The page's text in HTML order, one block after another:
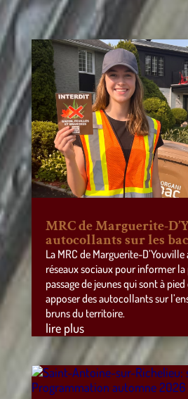
MRC de Marguerite-
autocollants sur les
La MRC de Marguerite-
réseaux sociaux pour informer
passage de jeunes qui sont à
apposer des autocollants sur
bruns du territoire.
lire plus